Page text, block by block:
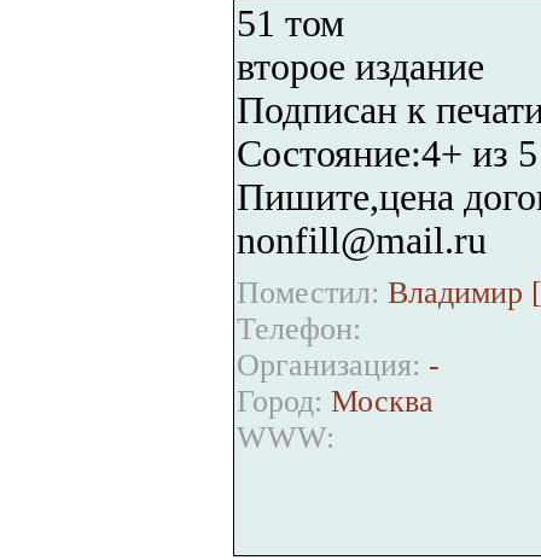
51 том
второе издание
Подписан к
Состояние:4+ из 5
Пишите,цена
nonfill@mail.ru
Поместил: Владимир [
Телефон:
Организация: -
Город: Москва
WWW: